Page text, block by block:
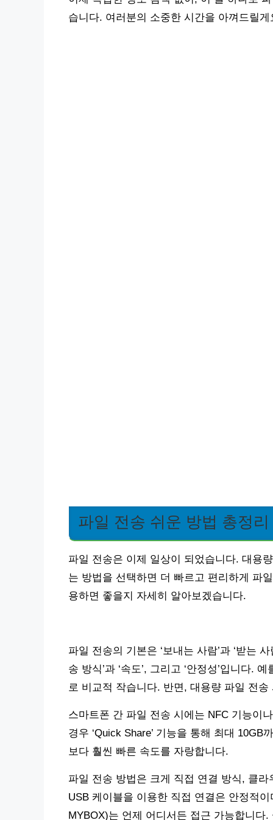
습니다. 여러분의 소중한 시간을 아껴드릴게
파일 전송 쉬운 방법 총정리
파일 전송은 이제 일상이 되었습니다. 대용
는 방법을 선택하면 더 빠르고 편리하게 파
용하면 좋을지 자세히 알아보겠습니다.
파일 전송의 기본은 ‘보내는 사람’과 ‘받는
송 방식’과 ‘속도’, 그리고 ‘안정성’입니다.
로 비교적 작습니다. 반면, 대용량 파일 전
스마트폰 간 파일 전송 시에는 NFC 기능이
경우 ‘Quick Share’ 기능을 통해 최대
보다 훨씬 빠른 속도를 자랑합니다.
파일 전송 방법은 크게 직접 연결 방식, 클
USB 케이블을 이용한 직접 연결은 안정적
MYBOX)는 언제 어디서든 접근 가능합니다.